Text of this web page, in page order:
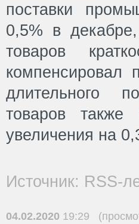
поставки
0,5% в
товаров
компенсировал
длительного
товаров
увеличения на
Источник: RSS-
04.02.2020 19:29